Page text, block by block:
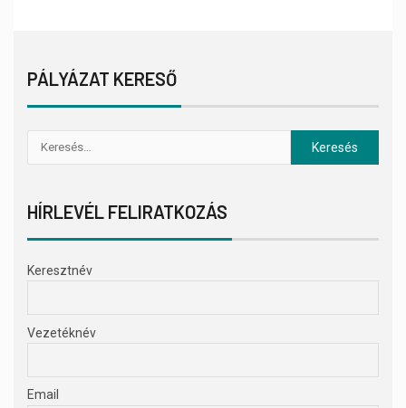
PÁLYÁZAT KERESŐ
HÍRLEVÉL FELIRATKOZÁS
Keresztnév
Vezetéknév
Email